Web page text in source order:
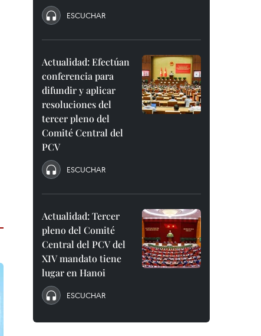
ESCUCHAR
Actualidad: Efectúan
conferencia para
difundir y aplicar
resoluciones del
tercer pleno del
Comité Central del
PCV
ESCUCHAR
Actualidad: Tercer
pleno del Comité
Central del PCV del
XIV mandato tiene
lugar en Hanoi
ESCUCHAR